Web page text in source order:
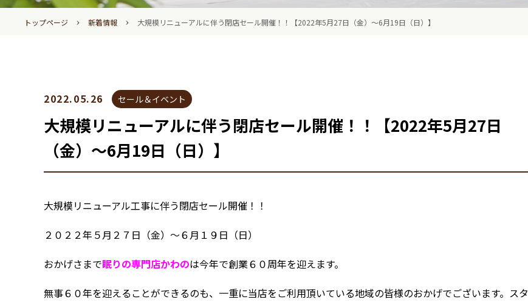
トップページ › 新着情報 › 大規模リニューアルに伴う閉店セール開催！！【2022年5月27日（金）～6月19日（日）】
2022.05.26 セール＆イベント
大規模リニューアルに伴う閉店セール開催！！【2022年5月27日
（金）～6月19日（日）】
大規模リニューアル工事に伴う閉店セール開催！！
２０２２年５月２７日（金）～６月１９日（日）
おかげさまで眠りの専門店かわのは今年で創業６０周年を迎えます。
無事６０年を迎えることができるのも、一重に当店をご利用頂いている地域の皆様のおかげでございます。スタ